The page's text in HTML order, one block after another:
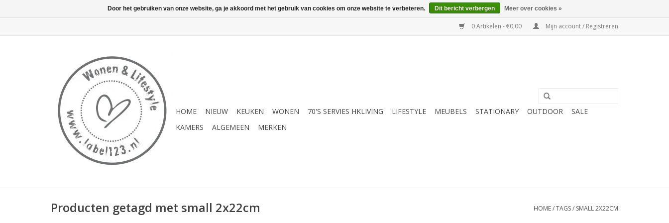
0 Artikelen - €0,00 Mijn account / Registreren
HOME NIEUW KEUKEN WONEN 70'S SERVIES HKLIVING LIFESTYLE MEUBELS STATIONARY OUTDOOR
SALE
KAMERS
ALGEMEEN MERKEN
Producten getagd met small 2x22cm HOME/TAGS/ SMALL 2X22CM
Door het gebruiken van onze website, ga je akkoord met het gebruik van cookies om onze website te verbeteren. Dit bericht verbergen Meer over cookies »